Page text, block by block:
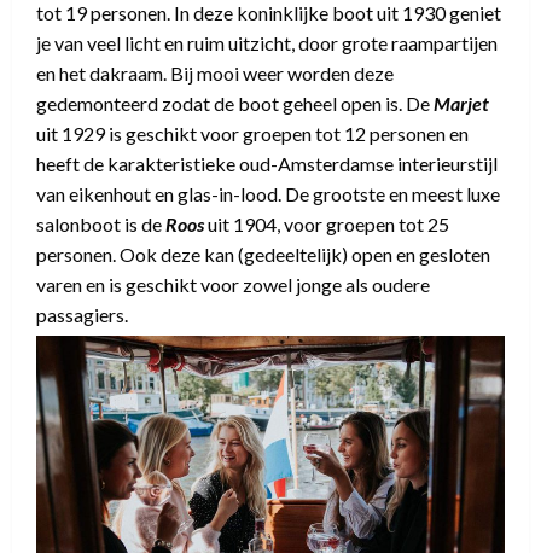
tot 19 personen. In deze koninklijke boot uit 1930 geniet
je van veel licht en ruim uitzicht, door grote raampartijen
en het dakraam. Bij mooi weer worden deze
gedemonteerd zodat de boot geheel open is. DeMarjet
uit 1929 is geschikt voor groepen tot 12 personen en
heeft de karakteristieke oud-Amsterdamse interieurstijl
van eikenhout en glas-in-lood. De grootste en meest luxe
salonboot is deRoosuit 1904, voor groepen tot 25
personen. Ook deze kan (gedeeltelijk) open en gesloten
varen en is geschikt voor zowel jonge als oudere
passagiers.